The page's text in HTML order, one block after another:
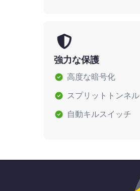
強力な保護
高度な暗号化
スプリットトンネル
自動キルスイッチ